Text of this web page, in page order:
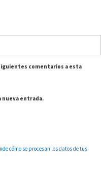
comentarios a esta
nueva entrada.
cómo se procesan los datos de tus